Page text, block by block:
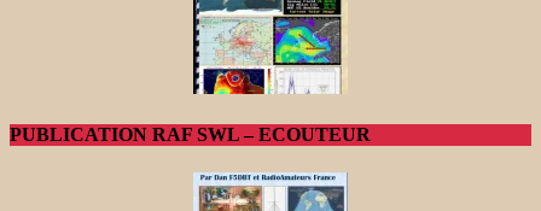
PUBLICATION RAF SWL – ECOUTEUR